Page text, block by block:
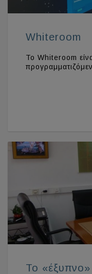
Whiteroom
Το Whiteroom
Το